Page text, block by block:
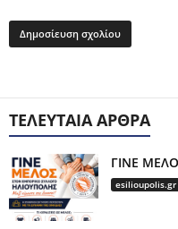
ΤΕΛΕΥΤΑΊΑ ΆΡΘΡΑ
ΓΙΝΕ
esilioupolis.gr